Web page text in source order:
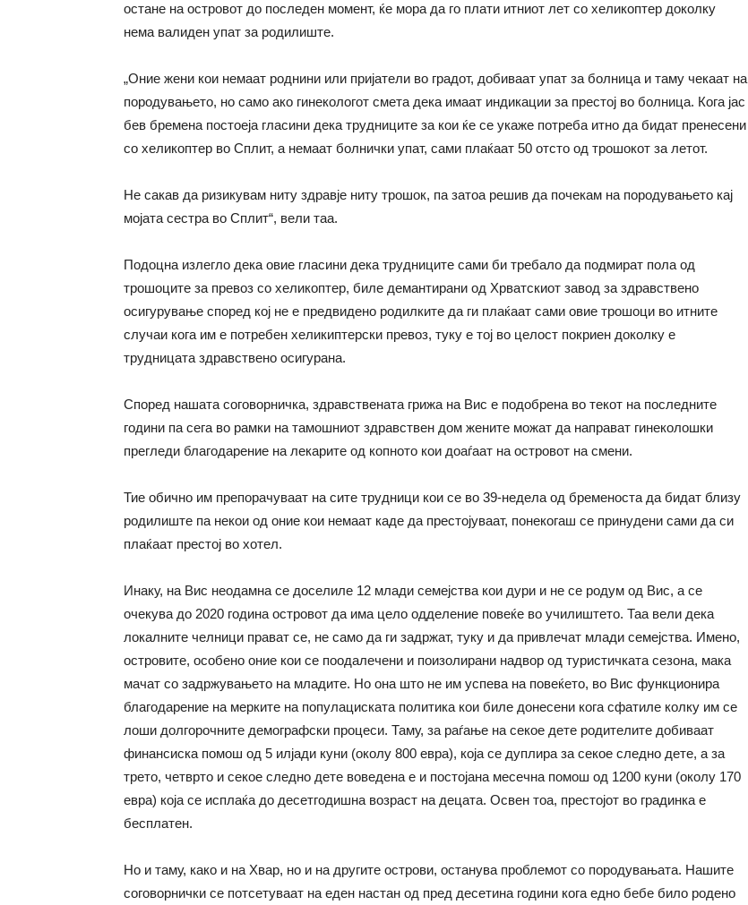
остане на островот до последен момент, ќе мора да го плати итниот лет со хеликоптер доколку
нема валиден упат за родилиште.
„Оние жени кои немаат роднини или пријатели во градот, добиваат упат за болница и таму чекаат на
породувањето, но само ако гинекологот смета дека имаат индикации за престој во болница. Кога јас
бев бремена постоеја гласини дека трудниците за кои ќе се укаже потреба итно да бидат пренесени
со хеликоптер во Сплит, а немаат болнички упат, сами плаќаат 50 отсто од трошокот за летот.
Не сакав да ризикувам ниту здравје ниту трошок, па затоа решив да почекам на породувањето кај
мојата сестра во Сплит“, вели таа.
Подоцна излегло дека овие гласини дека трудниците сами би требало да подмират пола од
трошоците за превоз со хеликоптер, биле демантирани од Хрватскиот завод за здравствено
осигурување според кој не е предвидено родилките да ги плаќаат сами овие трошоци во итните
случаи кога им е потребен хеликиптерски превоз, туку е тој во целост покриен доколку е
трудницата здравствено осигурана.
Според нашата соговорничка, здравствената грижа на Вис е подобрена во текот на последните
години па сега во рамки на тамошниот здравствен дом жените можат да направат гинеколошки
прегледи благодарение на лекарите од копното кои доаѓаат на островот на смени.
Тие обично им препорачуваат на сите трудници кои се во 39-недела од бременоста да бидат близу
родилиште па некои од оние кои немаат каде да престојуваат, понекогаш се принудени сами да си
плаќаат престој во хотел.
Инаку, на Вис неодамна се доселиле 12 млади семејства кои дури и не се родум од Вис, а се
очекува до 2020 година островот да има цело одделение повеќе во училиштето. Таа вели дека
локалните челници прават се, не само да ги задржат, туку и да привлечат млади семејства. Имено,
островите, особено оние кои се поодалечени и поизолирани надвор од туристичката сезона, мака
мачат со задржувањето на младите. Но она што не им успева на повеќето, во Вис функционира
благодарение на мерките на популациската политика кои биле донесени кога сфатиле колку им се
лоши долгорочните демографски процеси. Таму, за раѓање на секое дете родителите добиваат
финансиска помош од 5 илјади куни (околу 800 евра), која се дуплира за секое следно дете, а за
трето, четврто и секое следно дете воведена е и постојана месечна помош од 1200 куни (околу 170
евра) која се исплаќа до десетгодишна возраст на децата. Освен тоа, престојот во градинка е
бесплатен.
Но и таму, како и на Хвар, но и на другите острови, останува проблемот со породувањата. Нашите
соговорнички се потсетуваат на еден настан од пред десетина години кога едно бебе било родено